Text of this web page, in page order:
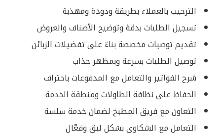
الترحيب بالعملاء بطريقة ودودة ومهذبة
تسجيل الطلبات بدقة وتوضيح الأصناف والعروض
تقديم توصيات مخصصة بناءً على تفضيلات الزبائن
توصيل الطلبات بسرعة وبمظهر جذاب
شرح الفواتير والتعامل مع المدفوعات باحتراف
الحفاظ على نظافة الطاولات ومنطقة الخدمة
التعاون مع فريق المطبخ لضمان خدمة سلسة
التعامل مع الشكاوى بشكل لبق وفعّال